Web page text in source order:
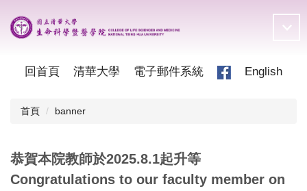
到
主
回首頁 清華大學 電子郵件系統 English
首頁 banner
恭賀本院教師於2025.8.1起升等
Congratulations to our faculty member on